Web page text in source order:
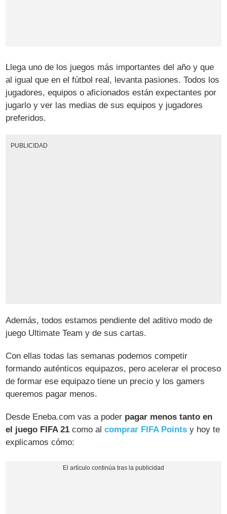
Llega uno de los juegos más importantes del año y que
al igual que en el fútbol real, levanta pasiones. Todos los
jugadores, equipos o aficionados están expectantes por
jugarlo y ver las medias de sus equipos y jugadores
preferidos.
PUBLICIDAD
Además, todos estamos pendiente del aditivo modo de
juego Ultimate Team y de sus cartas.
Con ellas todas las semanas podemos competir
formando auténticos equipazos, pero acelerar el proceso
de formar ese equipazo tiene un precio y los gamers
queremos pagar menos.
Desde Eneba.com vas a poder pagar menos tanto en
el juego FIFA 21 como alcomprar FIFA Points y hoy te
explicamos cómo: